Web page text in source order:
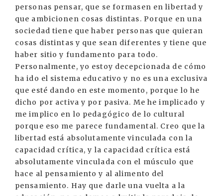
personas pensar, que se formasen en libertad y
que ambicionen cosas distintas. Porque en una
sociedad tiene que haber personas que quieran
cosas distintas y que sean diferentes y tiene que
haber sitio y fundamento para todo.
Personalmente, yo estoy decepcionada de cómo
ha ido el sistema educativo y no es una exclusiva
que esté dando en este momento, porque lo he
dicho por activa y por pasiva. Me he implicado y
me implico en lo pedagógico de lo cultural
porque eso me parece fundamental. Creo que la
libertad está absolutamente vinculada con la
capacidad crítica, y la capacidad crítica está
absolutamente vinculada con el músculo que
hace al pensamiento y al alimento del
pensamiento. Hay que darle una vuelta a la